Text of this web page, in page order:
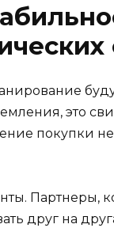
это
покупки
Партнеры,
друг на